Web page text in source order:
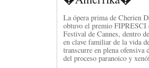
La ópera prima de Cherien
obtuvo el premio FIPRESCI
Festival de Cannes, dentro
en clave familiar de la vida
transcurre en plena
del proceso paranoico y